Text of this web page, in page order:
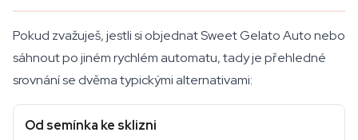
Pokud zvažuješ, jestli si objednat Sweet Gelato Auto nebo
sáhnout po jiném rychlém automatu, tady je přehledné
srovnání se dvěma typickými alternativami:
Od semínka ke sklizni